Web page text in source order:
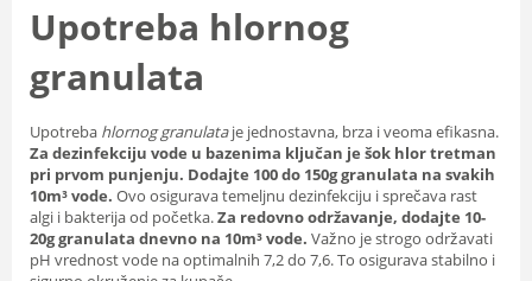
Upotreba hlornog
granulata
Upotreba hlornog granulataje jednostavna, brza i veoma efikasna.
Za dezinfekciju vode u bazenima ključan je šok hlor tretman
pri prvom punjenju. Dodajte 100 do 150g granulata na svakih
10m³ vode. Ovo osigurava temeljnu dezinfekciju i sprečava rast
algi i bakterija od početka.Za redovno održavanje, dodajte 10-
20g granulata dnevno na 10m³ vode. Važno je strogo održavati
pH vrednost vode na optimalnih 7,2 do 7,6. To osigurava stabilno i